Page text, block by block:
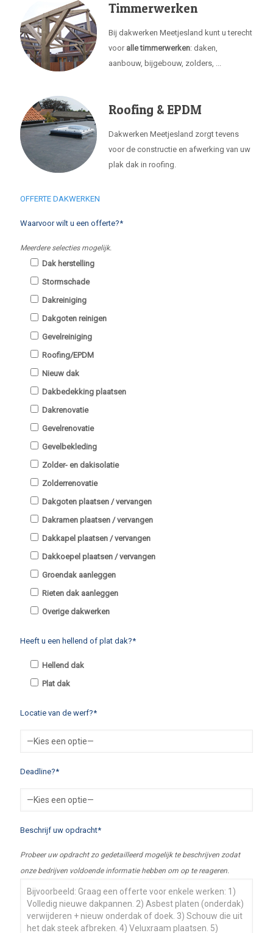
Timmerwerken
Bij dakwerken Meetjesland kunt u terecht
voor alle timmerwerken: daken,
aanbouw, bijgebouw, zolders, ...
Roofing & EPDM
Dakwerken Meetjesland zorgt tevens
voor de constructie en afwerking van uw
plak dak in roofing.
OFFERTE DAKWERKEN
Waarvoor wilt u een offerte?*
Meerdere selecties mogelijk.
Dak herstelling
Stormschade
Dakreiniging
Dakgoten reinigen
Gevelreiniging
Roofing/EPDM
Nieuw dak
Dakbedekking plaatsen
Dakrenovatie
Gevelrenovatie
Gevelbekleding
Zolder- en dakisolatie
Zolderrenovatie
Dakgoten plaatsen / vervangen
Dakramen plaatsen / vervangen
Dakkapel plaatsen / vervangen
Dakkoepel plaatsen / vervangen
Groendak aanleggen
Rieten dak aanleggen
Overige dakwerken
Heeft u een hellend of plat dak?*
Hellend dak
Plat dak
Locatie van de werf?*
Deadline?*
Beschrijf uw opdracht*
Probeer uw opdracht zo gedetailleerd mogelijk te beschrijven zodat
onze bedrijven voldoende informatie hebben om op te reageren.